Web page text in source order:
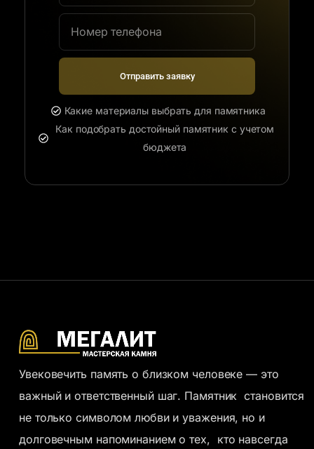
Отправить заявку
Какие материалы выбрать для памятника
Как подобрать достойный памятник с учетом
бюджета
Увековечить память о близком человеке — это
важный и ответственный шаг. Памятник становится
не только символом любви и уважения, но и
долговечным напоминанием о тех, кто навсегда